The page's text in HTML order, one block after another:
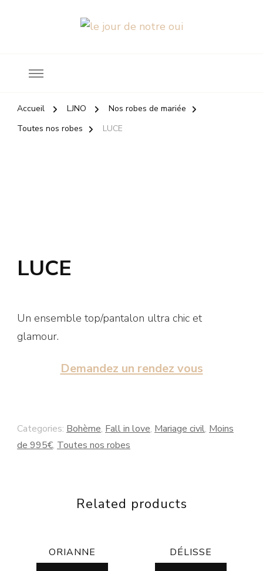
Accueil LJNO
Nos robes de mariée
Toutes nos robes
LUCE
LUCE
Un ensemble top/pantalon ultra chic et
glamour.
Demandez un rendez vous
Categories: Bohème, Fall in love, Mariage civil, Moins
de 995€, Toutes nos robes
Related products
ORIANNE
DÉLISSE